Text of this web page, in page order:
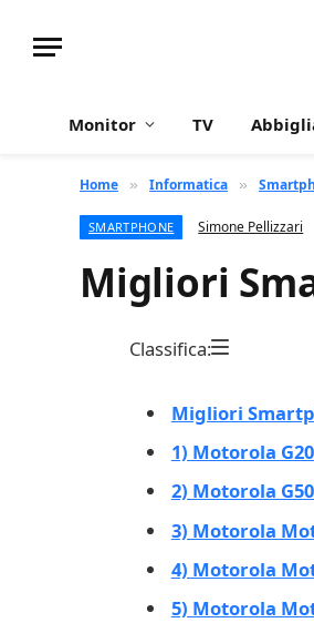
Monitor TV
Home » Informatica »
SMARTPHONE Simone Pellizzari
Migliori
Classifica:
Migliori
1) Motorola
2) Motorola
3) Motorola
4) Motorola
5) Motorola